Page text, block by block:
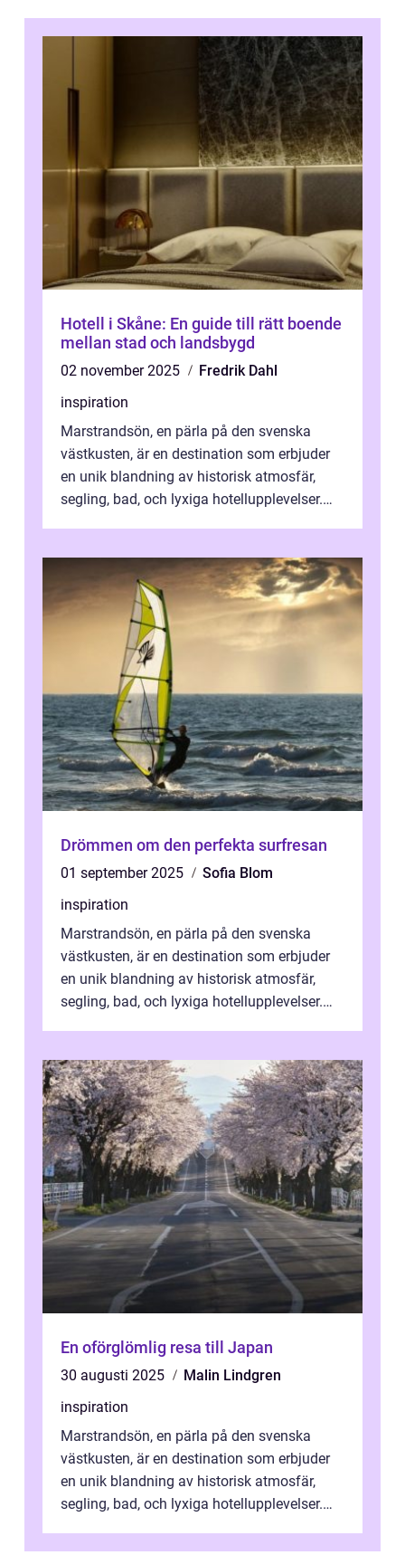
Hotell i Skåne: En guide till rätt boende
mellan stad och landsbygd
02 november 2025
Fredrik Dahl
inspiration
Marstrandsön, en pärla på den svenska
västkusten, är en destination som erbjuder
en unik blandning av historisk atmosfär,
segling, bad, och lyxiga hotellupplevelser.
Drömmen om den perfekta surfresan
01 september 2025
Sofia Blom
inspiration
Marstrandsön, en pärla på den svenska
västkusten, är en destination som erbjuder
en unik blandning av historisk atmosfär,
segling, bad, och lyxiga hotellupplevelser.
En oförglömlig resa till Japan
30 augusti 2025
Malin Lindgren
inspiration
Marstrandsön, en pärla på den svenska
västkusten, är en destination som erbjuder
en unik blandning av historisk atmosfär,
segling, bad, och lyxiga hotellupplevelser.